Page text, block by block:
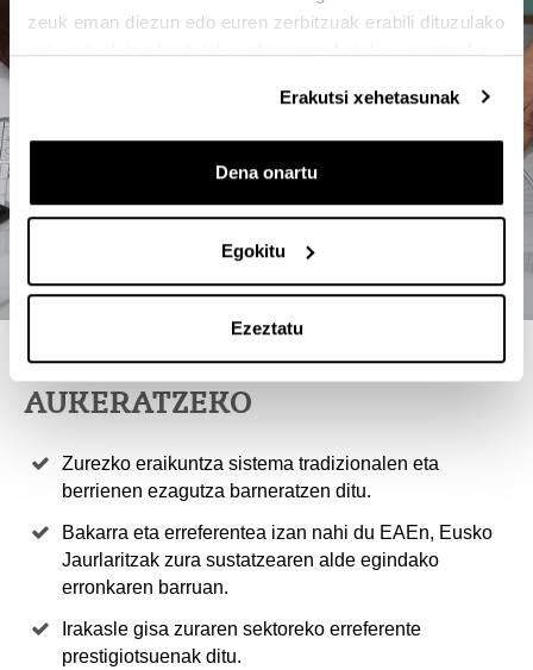
zeuk eman diezun edo euren zerbitzuak erabili dituzulako
eskuratu duten bestelako informazio batekin uztartzeko.
Erakutsi xehetasunak
Dena onartu
Egokitu
Ezeztatu
4 ARRAZOI TITULU HAU
AUKERATZEKO
Zurezko eraikuntza sistema tradizionalen eta
berrienen ezagutza barneratzen ditu.
Bakarra eta erreferentea izan nahi du EAEn, Eusko
Jaurlaritzak zura sustatzearen alde egindako
erronkaren barruan.
Irakasle gisa zuraren sektoreko erreferente
prestigiotsuenak ditu.